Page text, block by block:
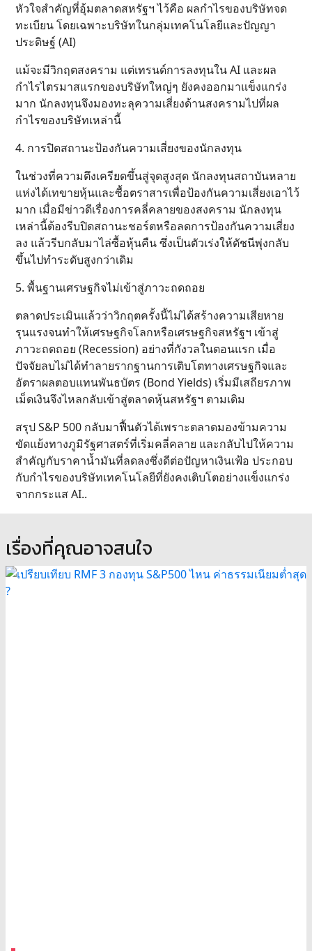
หัวใจสำคัญที่อุ้มตลาดสหรัฐฯ ไว้คือ ผลกำไรของบริษัทจด
ทะเบียน โดยเฉพาะบริษัทในกลุ่มเทคโนโลยีและปัญญา
ประดิษฐ์ (AI)
แม้จะมีวิกฤตสงคราม แต่เทรนด์การลงทุนใน AI และผล
กำไรไตรมาสแรกของบริษัทใหญ่ๆ ยังคงออกมาแข็งแกร่ง
มาก นักลงทุนจึงมองทะลุความเสี่ยงด้านสงครามไปที่ผล
กำไรของบริษัทเหล่านี้
4. การปิดสถานะป้องกันความเสี่ยงของนักลงทุน
ในช่วงที่ความตึงเครียดขึ้นสู่จุดสูงสุด นักลงทุนสถาบันหลาย
แห่งได้เทขายหุ้นและซื้อตราสารเพื่อป้องกันความเสี่ยงเอาไว้
มาก เมื่อมีข่าวดีเรื่องการคลี่คลายของสงคราม นักลงทุน
เหล่านี้ต้องรีบปิดสถานะชอร์ตหรือลดการป้องกันความเสี่ยง
ลง แล้วรีบกลับมาไล่ซื้อหุ้นคืน ซึ่งเป็นตัวเร่งให้ดัชนีพุ่งกลับ
ขึ้นไปทำระดับสูงกว่าเดิม
5. พื้นฐานเศรษฐกิจไม่เข้าสู่ภาวะถดถอย
ตลาดประเมินแล้วว่าวิกฤตครั้งนี้ไม่ได้สร้างความเสียหาย
รุนแรงจนทำให้เศรษฐกิจโลกหรือเศรษฐกิจสหรัฐฯ เข้าสู่
ภาวะถดถอย (Recession) อย่างที่กังวลในตอนแรก เมื่อ
ปัจจัยลบไม่ได้ทำลายรากฐานการเติบโตทางเศรษฐกิจและ
อัตราผลตอบแทนพันธบัตร (Bond Yields) เริ่มมีเสถียรภาพ
เม็ดเงินจึงไหลกลับเข้าสู่ตลาดหุ้นสหรัฐฯ ตามเดิม
สรุป S&P 500 กลับมาฟื้นตัวได้เพราะตลาดมองข้ามความ
ขัดแย้งทางภูมิรัฐศาสตร์ที่เริ่มคลี่คลาย และกลับไปให้ความ
สำคัญกับราคาน้ำมันที่ลดลงซึ่งดีต่อปัญหาเงินเฟ้อ ประกอบ
กับกำไรของบริษัทเทคโนโลยีที่ยังคงเติบโตอย่างแข็งแกร่ง
จากกระแส AI..
เรื่องที่คุณอาจสนใจ